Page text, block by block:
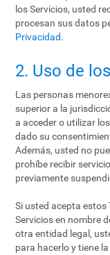
los Servicios, usted
procesan sus datos
Privacidad.
2. Uso de
Las personas
superior a la
a acceder o utilizar
dado su
Además, usted no
prohíbe recibir
previamente
Si usted acepta estos
Servicios en nombre
otra entidad legal,
para hacerlo y tiene